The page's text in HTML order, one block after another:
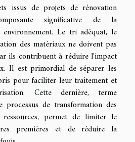
issus de projets de rénovation
significative de la
Le tri adéquat, le
des matériaux ne doivent pas
ils contribuent à réduire l'impact
Il est primordial de séparer les
pour faciliter leur traitement et
Cette dernière, terme
processus de transformation des
ressources, permet de limiter le
premières et de réduire la